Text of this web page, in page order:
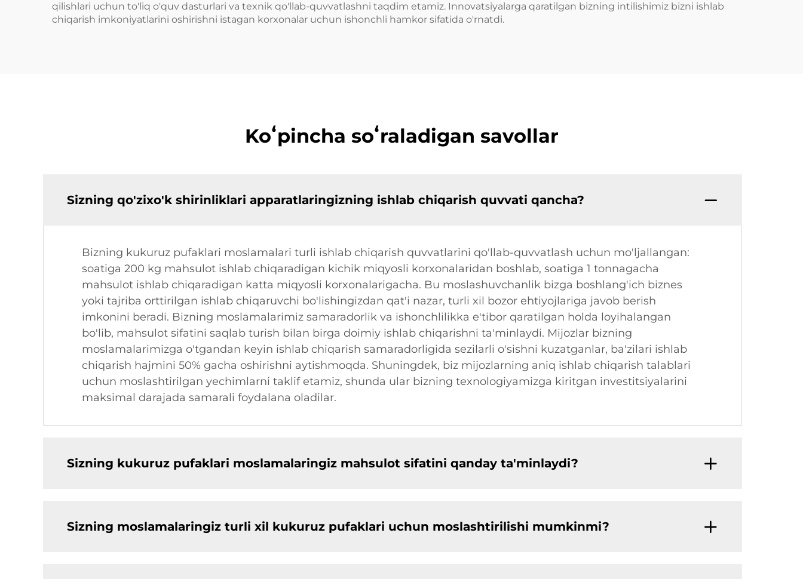
qilishlari uchun to'liq o'quv dasturlari va texnik qo'llab-quvvatlashni taqdim etamiz. Innovatsiyalarga qaratilgan bizning intilishimiz bizni ishlab
chiqarish imkoniyatlarini oshirishni istagan korxonalar uchun ishonchli hamkor sifatida o'rnatdi.
Koʻpincha soʻraladigan savollar
Sizning qo'zixo'k shirinliklari apparatlaringizning ishlab chiqarish quvvati qancha?
Bizning kukuruz pufaklari moslamalari turli ishlab chiqarish quvvatlarini qo'llab-quvvatlash uchun mo'ljallangan:
soatiga 200 kg mahsulot ishlab chiqaradigan kichik miqyosli korxonalaridan boshlab, soatiga 1 tonnagacha
mahsulot ishlab chiqaradigan katta miqyosli korxonalarigacha. Bu moslashuvchanlik bizga boshlang'ich biznes
yoki tajriba orttirilgan ishlab chiqaruvchi bo'lishingizdan qat'i nazar, turli xil bozor ehtiyojlariga javob berish
imkonini beradi. Bizning moslamalarimiz samaradorlik va ishonchlilikka e'tibor qaratilgan holda loyihalangan
bo'lib, mahsulot sifatini saqlab turish bilan birga doimiy ishlab chiqarishni ta'minlaydi. Mijozlar bizning
moslamalarimizga o'tgandan keyin ishlab chiqarish samaradorligida sezilarli o'sishni kuzatganlar, ba'zilari ishlab
chiqarish hajmini 50% gacha oshirishni aytishmoqda. Shuningdek, biz mijozlarning aniq ishlab chiqarish talablari
uchun moslashtirilgan yechimlarni taklif etamiz, shunda ular bizning texnologiyamizga kiritgan investitsiyalarini
maksimal darajada samarali foydalana oladilar.
Sizning kukuruz pufaklari moslamalaringiz mahsulot sifatini qanday ta'minlaydi?
Sizning moslamalaringiz turli xil kukuruz pufaklari uchun moslashtirilishi mumkinmi?